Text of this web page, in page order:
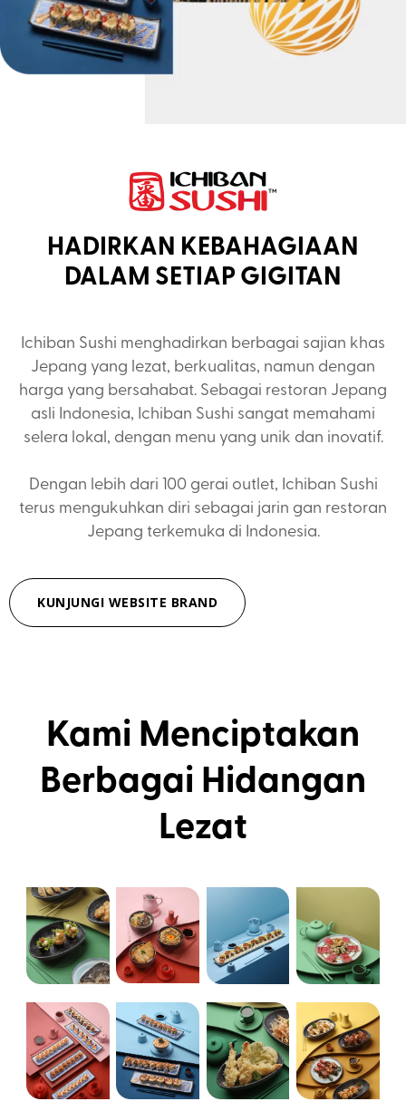
HADIRKAN KEBAHAGIAAN
DALAM SETIAP GIGITAN
Ichiban Sushi menghadirkan berbagai sajian khas
Jepang yang lezat, berkualitas, namun dengan
harga yang bersahabat. Sebagai restoran Jepang
asli Indonesia, Ichiban Sushi sangat memahami
selera lokal, dengan menu yang unik dan inovatif.
Dengan lebih dari 100 gerai outlet, Ichiban Sushi
terus mengukuhkan diri sebagai jarin gan restoran
Jepang terkemuka di Indonesia.
KUNJUNGI WEBSITE BRAND
Kami Menciptakan
Berbagai Hidangan
Lezat